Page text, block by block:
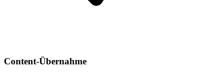
Content-Übernahme